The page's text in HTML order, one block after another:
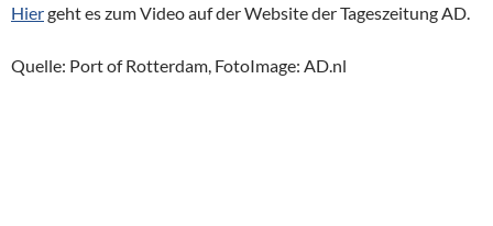
Hiergeht es zum Video auf der Website der Tageszeitung AD.
Quelle: Port of Rotterdam, FotoImage: AD.nl